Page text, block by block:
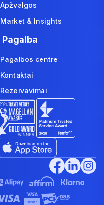
Apžvalgos
Market & Insights
Pagalba
Pagalbos centre
Kontaktai
Rezervavimai